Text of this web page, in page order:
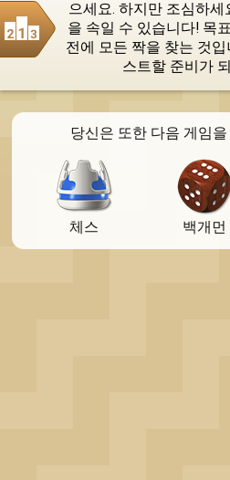
으세요. 하지만 조심하세
을 속일 수 있습니다! 목
전에 모든 짝을 찾는 것입
스트할 준비가
당신은 또한 다음 게임
체스 백개먼